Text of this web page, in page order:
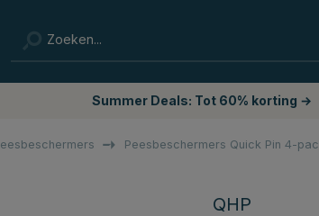
Summer Deals: Tot 60% korting →
Peesbeschermers Quick Pin 4-
QHP